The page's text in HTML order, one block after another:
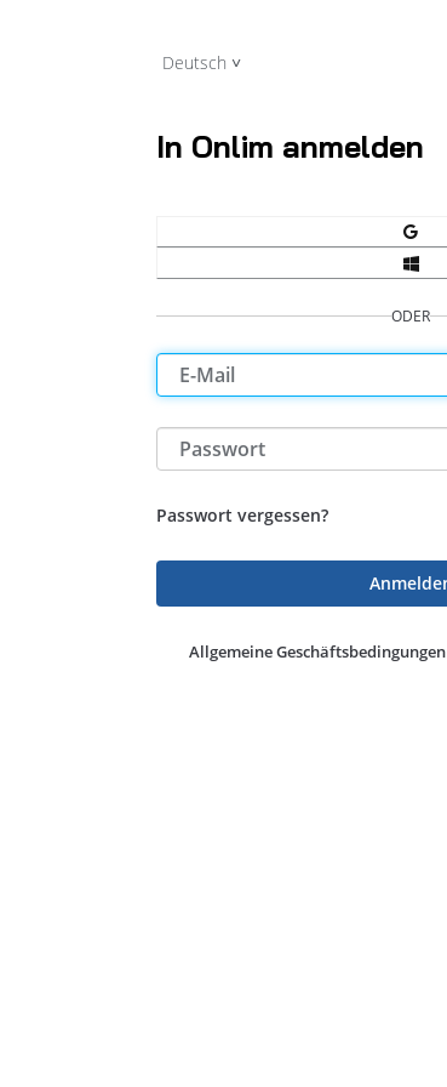
Deutsch
In Onlim anmelden
ODER
Passwort vergessen?
Allgemeine Geschäftsbedingungen